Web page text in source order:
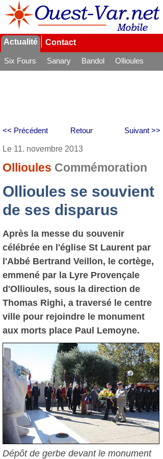
Actualité Contact
Six Fours Sanary Bandol
Ollioules
Retour
<< Précédent Suivant >>
Le 11. novembre 2013
Ollioules Commémoration
Ollioules se souvient
de ses disparus
Après la messe du souvenir
célébrée en l'église St Laurent par
l'Abbé Bertrand Veillon, le cortège,
emmené par la Lyre Provençale
d'Ollioules, sous la direction de
Thomas Righi, a traversé le centre
ville pour rejoindre le monument
aux morts place Paul Lemoyne.
Dépôt de gerbe devant le monument